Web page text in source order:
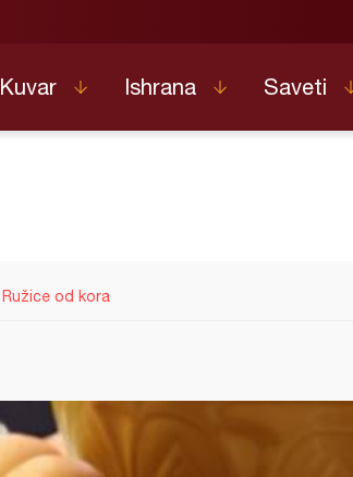
Kuvar Ishrana Saveti
Ružice od kora